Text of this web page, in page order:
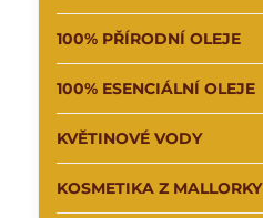
100% PŘÍRODNÍ OLEJE
100% ESENCIÁLNÍ OLEJE
KVĚTINOVÉ VODY
KOSMETIKA Z MALLORKY